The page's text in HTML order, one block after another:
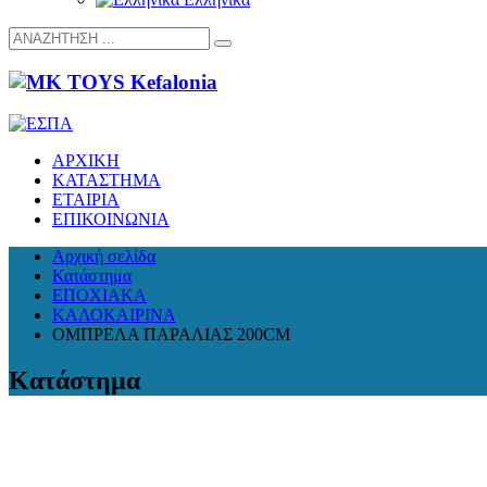
ΑΡΧΙΚΗ
ΚΑΤΑΣΤΗΜΑ
ΕΤΑΙΡΙΑ
ΕΠΙΚΟΙΝΩΝΙΑ
Αρχική σελίδα
Κατάστημα
ΕΠΟΧΙΑΚΑ
ΚΑΛΟΚΑΙΡΙΝΑ
ΟΜΠΡΕΛΑ ΠΑΡΑΛΙΑΣ 200CM
Κατάστημα